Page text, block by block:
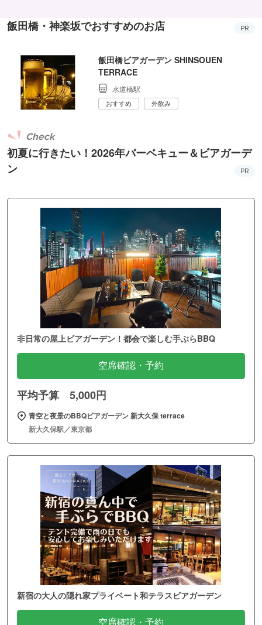
飯田橋・神楽坂でおすすめのお店 PR
飯田橋ビアガーデン SHINSOUEN
TERRACE
水道橋駅
おすすめ 外飲み
初夏に行きたい！2026年バーベキュー＆ビアガーデ
ン
Check
PR
非日常の屋上ビアガーデン！都会で楽しむ手ぶらBBQ
空席確認・予約
平均予算 5,000円
青空と夜景のBBQビアガーデン 新大久保 terrace
新大久保駅／東京都
新宿の大人の隠れ家プライベート和テラスビアガーデン
空席確認・予約